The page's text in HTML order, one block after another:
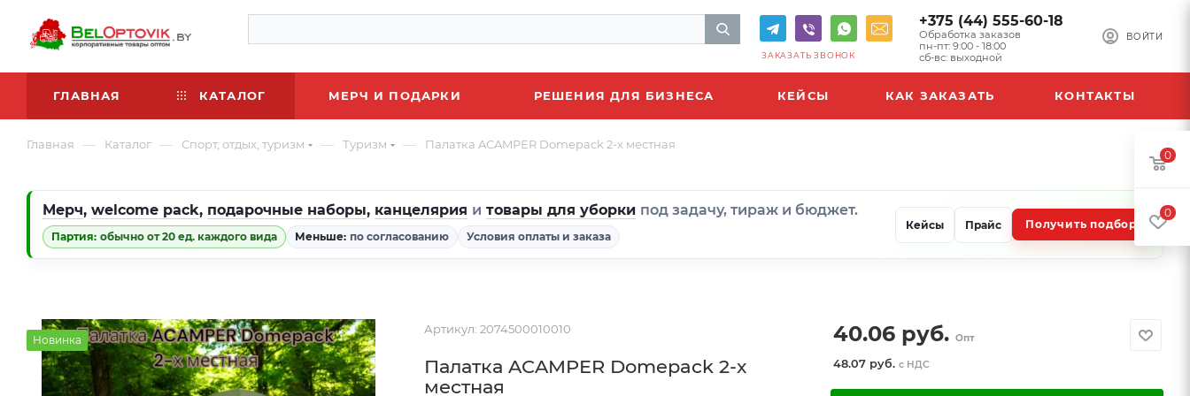
ВОЙТИ
+375 (44) 555-60-18
Обработка заказов
пн-пт: 9:00 - 18:00
сб-вс: выходной
ЗАКАЗАТЬ ЗВОНОК
ГЛАВНАЯ КАТАЛОГ МЕРЧ И ПОДАРКИ РЕШЕНИЯ ДЛЯ БИЗНЕСА КЕЙСЫ КАК ЗАКАЗАТЬ КОНТАКТЫ
Главная — Каталог — Спорт, отдых, туризм — Туризм — Палатка ACAMPER Domepack 2-х местная
Мерч, welcome pack, подарочные наборы, канцелярия и товары для уборки под задачу, тираж и бюджет.
Партия: обычно от 20 ед. каждого вида Меньше: по согласованию Условия оплаты и заказа
Кейсы Прайс Получить подбор
Новинка
Артикул: 2074500010010
Палатка ACAMPER Domepack 2-х
местная
40.06 руб. Опт
48.07 руб.с НДС
0
0